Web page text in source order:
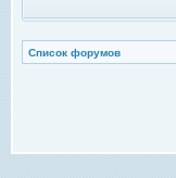
Список форумов